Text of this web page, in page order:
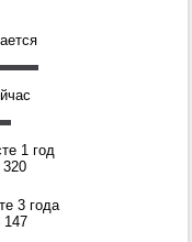
1 год
320
3 года
147